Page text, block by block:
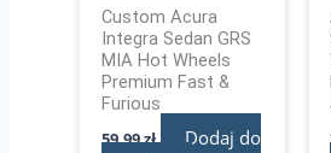
Custom Acura
Integra Sedan GRS
MIA Hot Wheels
Premium Fast &
Furious
59,99zł
Dodaj do